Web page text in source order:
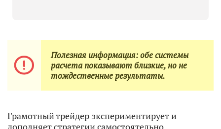
Полезная информация: обе системы
расчета показывают близкие, но не
тождественные результаты.
Грамотный трейдер экспериментирует и
дополняет стратегии самостоятельно.